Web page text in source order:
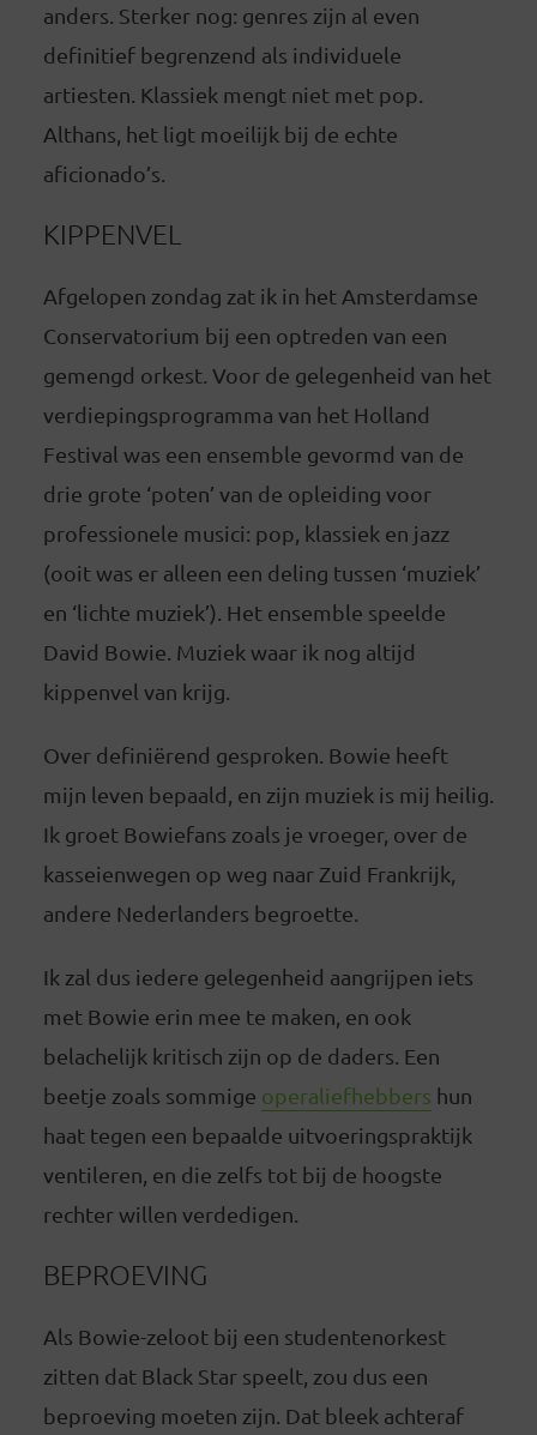
anders. Sterker nog: genres zijn al even
definitief begrenzend als individuele
artiesten. Klassiek mengt niet met pop.
Althans, het ligt moeilijk bij de echte
aficionado’s.
KIPPENVEL
Afgelopen zondag zat ik in het Amsterdamse
Conservatorium bij een optreden van een
gemengd orkest. Voor de gelegenheid van het
verdiepingsprogramma van het Holland
Festival was een ensemble gevormd van de
drie grote ‘poten’ van de opleiding voor
professionele musici: pop, klassiek en jazz
(ooit was er alleen een deling tussen ‘muziek’
en ‘lichte muziek’). Het ensemble speelde
David Bowie. Muziek waar ik nog altijd
kippenvel van krijg.
Over definiërend gesproken. Bowie heeft
mijn leven bepaald, en zijn muziek is mij heilig.
Ik groet Bowiefans zoals je vroeger, over de
kasseienwegen op weg naar Zuid Frankrijk,
andere Nederlanders begroette.
Ik zal dus iedere gelegenheid aangrijpen iets
met Bowie erin mee te maken, en ook
belachelijk kritisch zijn op de daders. Een
beetje zoals sommige operaliefhebbers hun
haat tegen een bepaalde uitvoeringspraktijk
ventileren, en die zelfs tot bij de hoogste
rechter willen verdedigen.
BEPROEVING
Als Bowie-zeloot bij een studentenorkest
zitten dat Black Star speelt, zou dus een
beproeving moeten zijn. Dat bleek achteraf